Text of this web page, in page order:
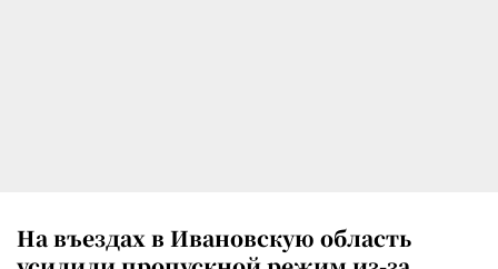
На въездах в Ивановскую область